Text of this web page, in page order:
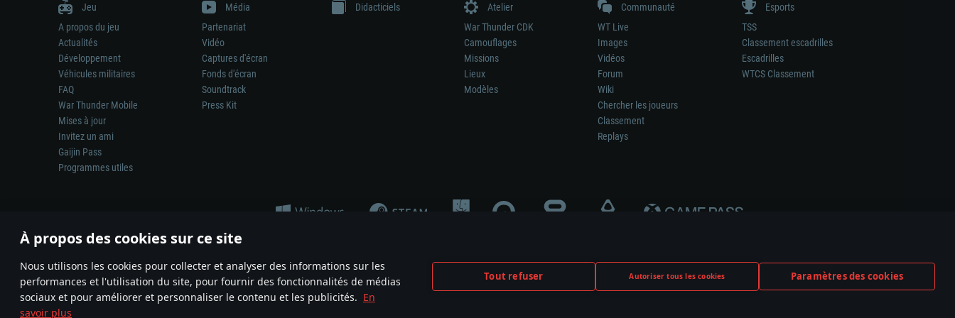
À propos des cookies sur ce site
Nous utilisons les cookies pour collecter et analyser des informations sur les
performances et l'utilisation du site, pour fournir des fonctionnalités de médias
sociaux et pour améliorer et personnaliser le contenu et les publicités. En
savoir plus
Tout refuser Autoriser tous les cookies Paramètres des cookies
Jeu
A propos du jeu
Actualités
Développement
Véhicules militaires
FAQ
War Thunder Mobile
Mises à jour
Invitez un ami
Gaijin Pass
Programmes utiles
Média
Partenariat
Vidéo
Captures d'écran
Fonds d'écran
Soundtrack
Press Kit
Didacticiels
Atelier
War Thunder CDK
Camouflages
Missions
Lieux
Modèles
Communauté
WT Live
Images
Vidéos
Forum
Wiki
Chercher les joueurs
Classement
Replays
Esports
TSS
Classement escadrilles
Escadrilles
WTCS Classement
La représentation d’une arme ou d’un véhicule réel dans ce jeu ne signifie pas la participation au développement du jeu, le sponsoring ou à l’approbation de tout fabricant d’armes ou de véhicule.
© 2011—2026 Gaijin Games Kft. All trademarks, logos and brand names are the property of their respective owners.
Termes et conditions